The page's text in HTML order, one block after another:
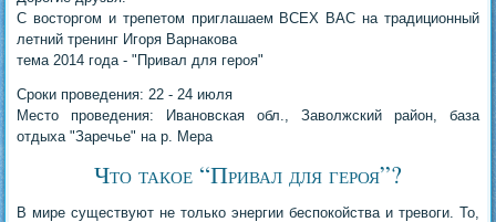
С восторгом и трепетом приглашаем ВСЕХ ВАС на традиционный
летний тренинг Игоря Варнакова
тема 2014 года - "Привал для героя"
Сроки проведения: 22 - 24 июля
Место проведения: Ивановская обл., Заволжский район, база
отдыха "Заречье" на р. Мера
Что такое “Привал для героя”?
В мире существуют не только энергии беспокойства и тревоги. То,